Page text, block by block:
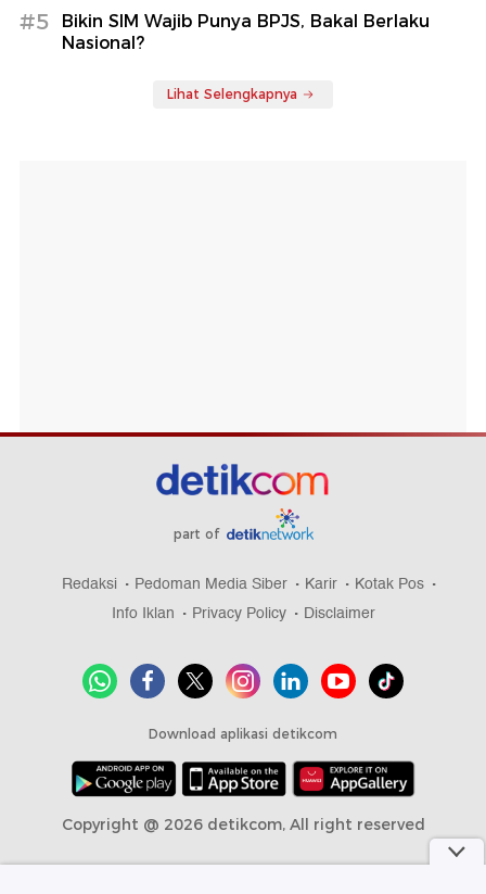
#5
Bikin SIM Wajib Punya BPJS, Bakal Berlaku
Nasional?
Lihat Selengkapnya
part of
Redaksi Pedoman Media Siber Karir
Kotak Pos
Info Iklan
Privacy Policy Disclaimer
Download aplikasi detikcom
Copyright @ 2026 detikcom, All right reserved